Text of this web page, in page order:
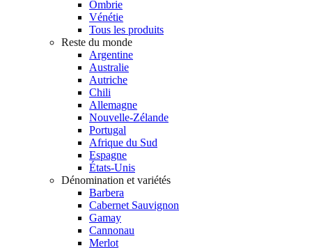
Ombrie
Vénétie
Tous les produits
Reste du monde
Argentine
Australie
Autriche
Chili
Allemagne
Nouvelle-Zélande
Portugal
Afrique du Sud
Espagne
États-Unis
Dénomination et variétés
Barbera
Cabernet Sauvignon
Gamay
Cannonau
Merlot